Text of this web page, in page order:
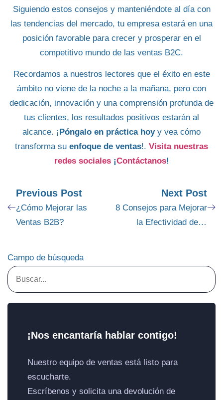
Siguiendo estos consejos y manteniéndote al día con
las tendencias del mercado, tu empresa estará en una
posición favorable para crecery prosperar en el
competitivo mundo de las ventas B2C.
Recordamos a nuestros lectores que el éxito en este
ámbito no viene de la noche a la mañana, pero con
dedicación, innovación y una comprensión profunda de
tus clientes, los resultados positivos estarán al
alcance. ¡ Póngalo en práctica hoyy vea cómo
transforma su enfoque de ventas!. Visita nuestras
redes sociales¡Contáctanos!
Previous Post
¿Cómo Mejorar las
Ventas B2B?
Next Post
8 Consejos para Mejorar
la Efectividad de la
Campo de búsqueda
¡Nos encantaría hablar contigo!
Nuestro equipo de ventas está listo para
escucharte.
Escríbenos y solicita una devolución de